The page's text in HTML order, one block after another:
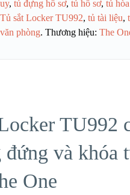
uy, tủ đựng hồ sơ, tủ hồ sơ, tủ
Tủ sắt Locker TU992, tủ tài liệu,
văn phòng. Thương hiệu: The
TU992
đứng và khóa
One